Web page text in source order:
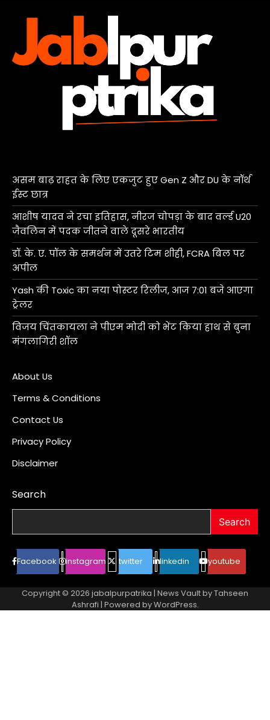
असम बाढ़ राहत के लिए एकजुट हुए Gen Z और DU के नॉर्थ
ईस्ट छात्र
आशीष यादव ने रचा इतिहास, नीरज चोपड़ा के बाद वर्ल्ड U20
जैवलिन में पदक जीतने वाले दूसरे भारतीय
डॉ. के. ए. पॉल के समर्थन में उतरे टिम शीही, FCRA बिल पर
अपील
Yash की Toxic का नया पोस्टर रिलीज, आज 7:01 बजे आएगा
ट्रेलर
विजय चिंतकायला ने पीएम मोदी को भेंट किया हाथ से बुना
मंगलागिरी शॉल
About Us
Terms & Conditions
Contact Us
Privacy Policy
Disclaimer
Search
Search
Facebook instagram twitter linkedin youtube
Copyright © 2026 jabalpurpatrika | News Vault byTahseen
Ashrafi | Powered byWordPress.